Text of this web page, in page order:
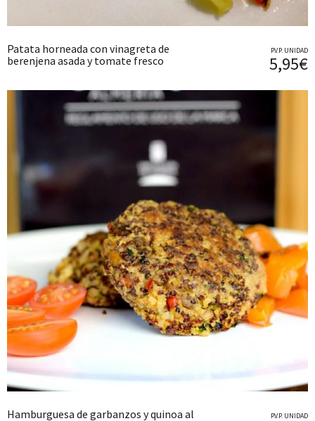
Patata horneada con vinagreta de
berenjena asada y tomate fresco
P.V.P. UNIDAD
5,95€
Hamburguesa de garbanzos y quinoa al
P.V.P. UNIDAD